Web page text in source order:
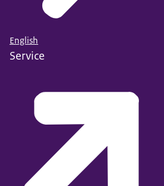
English
Service